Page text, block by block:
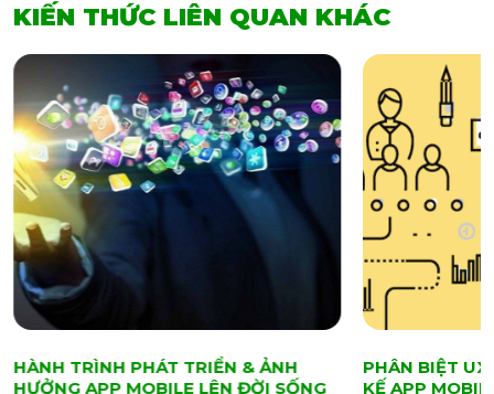
KIẾN THỨC LIÊN QUAN KHÁC
HÀNH TRÌNH PHÁT TRIỂN & ẢNH
HƯỞNG APP MOBILE LÊN ĐỜI SỐNG
PHÂN BIỆT
KẾ APP